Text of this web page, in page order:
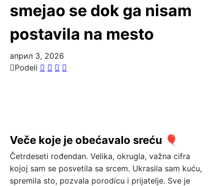
smejao se dok ga nisam
postavila na mesto
април 3, 2026
Podeli
Veče koje je obećavalo sreću 🎈
Četrdeseti rođendan. Velika, okrugla, važna cifra
kojoj sam se posvetila sa srcem. Ukrasila sam kuću,
spremila sto, pozvala porodicu i prijatelje. Sve je